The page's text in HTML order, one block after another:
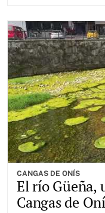
CANGAS DE ONÍS
El río Güeña,
Cangas de